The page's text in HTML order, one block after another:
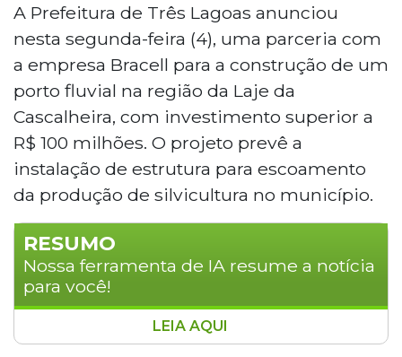
A Prefeitura de Três Lagoas anunciou
nesta segunda-feira (4), uma parceria com
a empresa Bracell para a construção de um
porto fluvial na região da Laje da
Cascalheira, com investimento superior a
R$ 100 milhões. O projeto prevê a
instalação de estrutura para escoamento
da produção de silvicultura no município.
RESUMO
Nossa ferramenta de IA resume a notícia
para você!
Três Lagoas anunciou parceria com a
LEIA AQUI